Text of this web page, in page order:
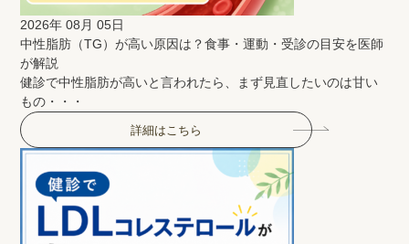
2026年 08月 05日
中性脂肪（TG）が高い原因は？食事・運動・受診の目安を医師
が解説
健診で中性脂肪が高いと言われたら、まず見直したいのは甘い
もの・・・
詳細はこちら